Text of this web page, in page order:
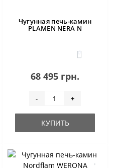
Чугунная печь-камин
PLAMEN NERA N
0
68 495 грн.
- +
КУПИТЬ